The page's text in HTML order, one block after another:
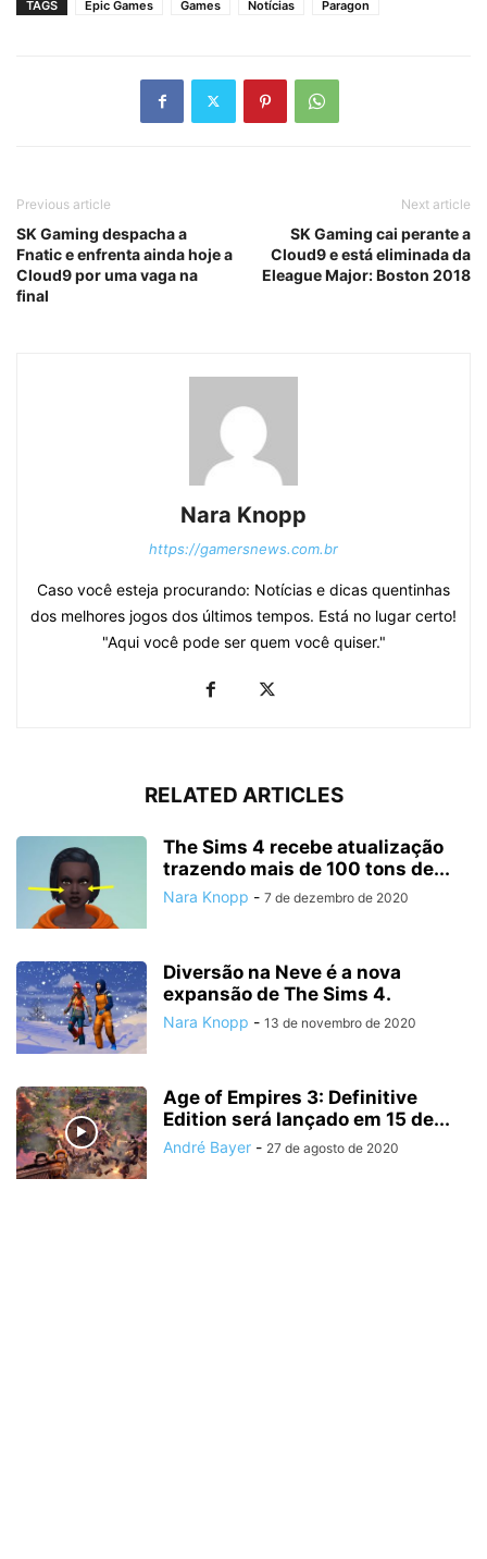
TAGS Epic Games Games Notícias Paragon
Previous article
SK Gaming despacha a
Fnatic e enfrenta ainda hoje a
Cloud9 por uma vaga na
final
Next article
SK Gaming cai perante a
Cloud9 e está eliminada da
Eleague Major: Boston 2018
Nara Knopp
https://gamersnews.com.br
Caso você esteja procurando: Notícias e dicas quentinhas
dos melhores jogos dos últimos tempos. Está no lugar certo!
"Aqui você pode ser quem você quiser."
RELATED ARTICLES
The Sims 4 recebe atualização
trazendo mais de 100 tons de...
Nara Knopp - 7 de dezembro de 2020
Diversão na Neve é a nova
expansão de The Sims 4.
Nara Knopp - 13 de novembro de 2020
Age of Empires 3: Definitive
Edition será lançado em 15 de...
André Bayer - 27 de agosto de 2020